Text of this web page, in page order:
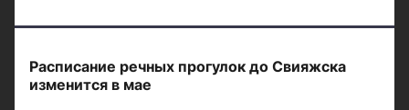
Расписание речных прогулок до Свияжска
изменится в мае